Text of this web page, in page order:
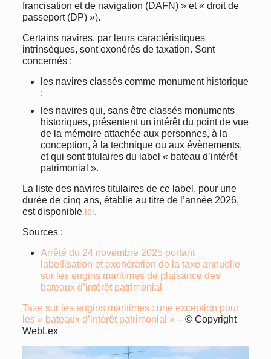
francisation et de navigation (DAFN) » et « droit de
passeport (DP) »).
Certains navires, par leurs caractéristiques
intrinsèques, sont exonérés de taxation. Sont
concernés :
les navires classés comme monument historique
;
les navires qui, sans être classés monuments
historiques, présentent un intérêt du point de vue
de la mémoire attachée aux personnes, à la
conception, à la technique ou aux évènements,
et qui sont titulaires du label « bateau d’intérêt
patrimonial ».
La liste des navires titulaires de ce label, pour une
durée de cinq ans, établie au titre de l’année 2026,
est disponible ici.
Sources :
Arrêté du 24 novembre 2025 portant
labellisation et exonération de la taxe annuelle
sur les engins maritimes de plaisance des
bateaux d’intérêt patrimonial
Taxe sur les engins maritimes : une exception pour
les « bateaux d’intérêt patrimonial »– © Copyright
WebLex